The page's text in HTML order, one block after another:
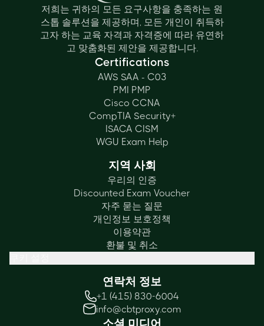
저희는 귀하의 모든 요구사항을 충족하는 원
스톱 솔루션을 제공하며, 모든 개인이 취득하
고자 하는 교육 자격과 자격증에 따라 유연하
고 맞춤화된 제안을 제공합니다.
Certifications
AWS SAA - C03
PMI PMP
Cisco CCNA
CompTIA Security+
ISACA CISM
WGU Exam Help
지역 사회
우리의 인증
Discounted Exam Voucher
자주 묻는 질문
개인정보 보호정책
이용약관
환불 및 취소
연락처 정보
+1 (415) 830-6004
info@cbtproxy.com